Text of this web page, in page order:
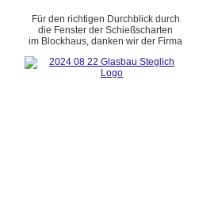
Für den richtigen Durchblick durch
die Fenster der Schießscharten
im Blockhaus, danken wir der Firma